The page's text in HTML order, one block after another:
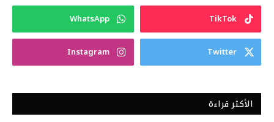
TikTok
WhatsApp
Twitter
Instagram
الأكثر قراءة